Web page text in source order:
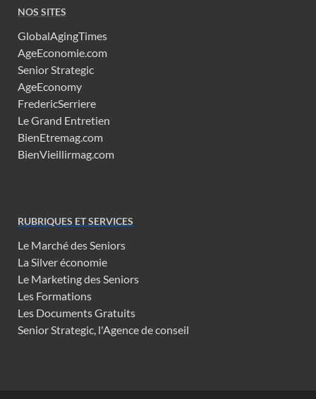
NOS SITES
GlobalAgingTimes
AgeEconomie.com
Senior Strategic
AgeEconomy
FredericSerriere
Le Grand Entretien
BienEtremag.com
BienVieillirmag.com
RUBRIQUES ET SERVICES
Le Marché des Seniors
La Silver économie
Le Marketing des Seniors
Les Formations
Les Documents Gratuits
Senior Strategic, l'Agence de conseil